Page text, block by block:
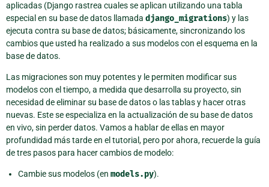
aplicadas (Django rastrea cuales se aplican utilizando una tabla
especial en su base de datos llamada django_migrations) y las
ejecuta contra su base de datos; básicamente, sincronizando los
cambios que usted ha realizado a sus modelos con el esquema en la
base de datos.
Las migraciones son muy potentes y le permiten modificar sus
modelos con el tiempo, a medida que desarrolla su proyecto, sin
necesidad de eliminar su base de datos o las tablas y hacer otras
nuevas. Este se especializa en la actualización de su base de datos
en vivo, sin perder datos. Vamos a hablar de ellas en mayor
profundidad más tarde en el tutorial, pero por ahora, recuerde la guía
de tres pasos para hacer cambios de modelo:
Cambie sus modelos (en models.py).